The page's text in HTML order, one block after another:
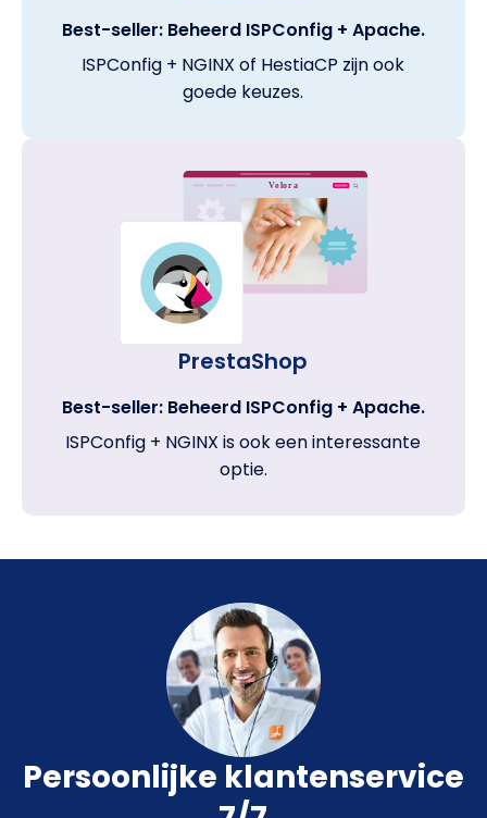
Best-seller: Beheerd ISPConfig + Apache.
ISPConfig + NGINX of HestiaCP zijn ook
goede keuzes.
PrestaShop
Best-seller: Beheerd ISPConfig + Apache.
ISPConfig + NGINX is ook een interessante
optie.
Persoonlijke klantenservice